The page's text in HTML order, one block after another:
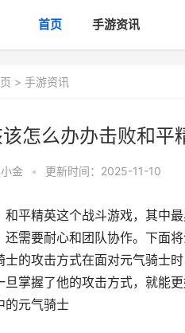
首页 手游资讯
> 手游资讯
怎么办办击败和平
小金 • 更新时间：2025-11-10
和平精英这个战斗游戏，其中
还需要耐心和团队协作。下面
士的攻击方式在面对元气骑士
旦掌握了他的攻击方式，就能
的元气骑士